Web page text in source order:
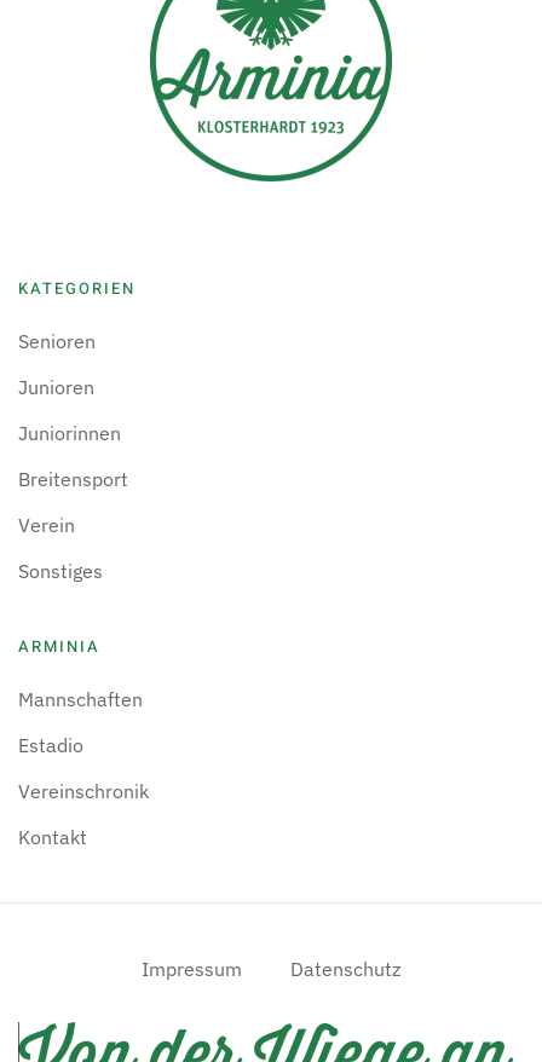
KATEGORIEN
Senioren
Junioren
Juniorinnen
Breitensport
Verein
Sonstiges
ARMINIA
Mannschaften
Estadio
Vereinschronik
Kontakt
Impressum Datenschutz